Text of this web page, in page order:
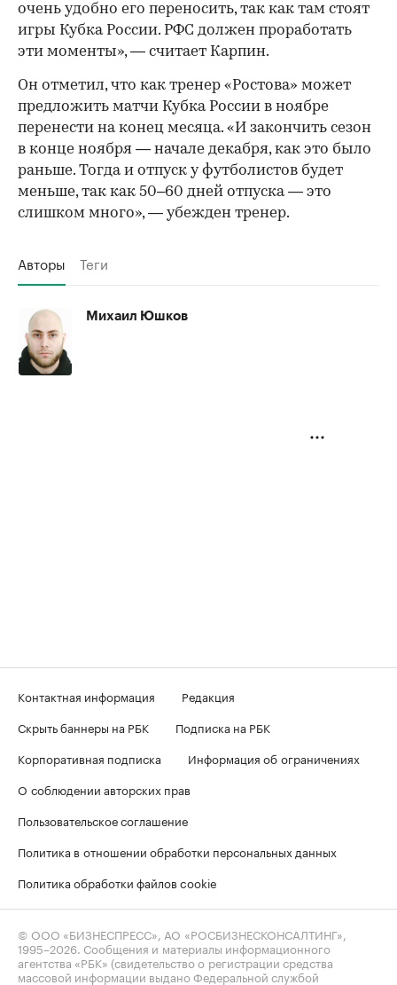
очень удобно его переносить, так как там стоят
игры Кубка России. РФС должен проработать
эти моменты», — считает Карпин.
Он отметил, что как тренер «Ростова» может
предложить матчи Кубка России в ноябре
перенести на конец месяца. «И закончить сезон
в конце ноября — начале декабря, как это было
раньше. Тогда и отпуск у футболистов будет
меньше, так как 50–60 дней отпуска — это
слишком много», — убежден тренер.
Авторы Теги
Михаил Юшков
Контактная информация
Редакция
Скрыть баннеры на РБК
Подписка на РБК
Корпоративная подписка
Информация об ограничениях
О соблюдении авторских прав
Пользовательское соглашение
Политика в отношении обработки персональных данных
Политика обработки файлов cookie
© ООО «БИЗНЕСПРЕСС», АО «РОСБИЗНЕСКОНСАЛТИНГ»,
1995–2026 . Сообщения и материалы информационного
агентства «РБК» (свидетельство о регистрации средства
массовой информации выдано Федеральной службой